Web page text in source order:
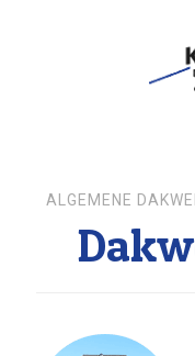
ALGEMENE